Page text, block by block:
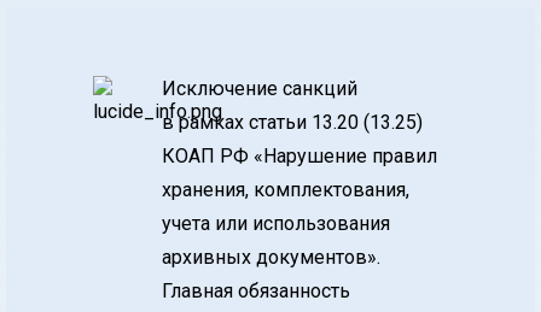
Исключение санкций
в рамках статьи 13.20 (13.25)
КОАП РФ «Нарушение правил
хранения, комплектования,
учета или использования
архивных документов».
Главная обязанность